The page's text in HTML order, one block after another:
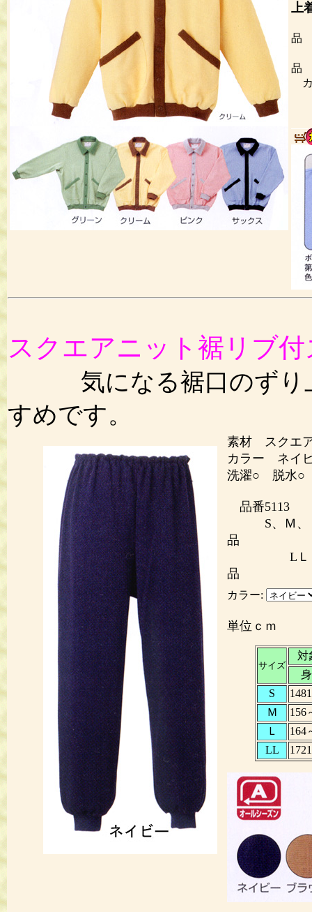
上
品
品
スクエアニット裾リブ
気になる裾口のずり上
すめです。
素材 スクエア
カラー ネイ
洗濯○ 脱水○
品番5113
S、Ｍ、
品
LＬ
品
カラー:
単位ｃｍ
サイズ
対
S
Ｍ
156
Ｌ
164
LL